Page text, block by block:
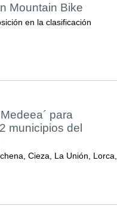
Mountain Bike
en la clasificación
para
municipios del
Cieza, La Unión, Lorca,